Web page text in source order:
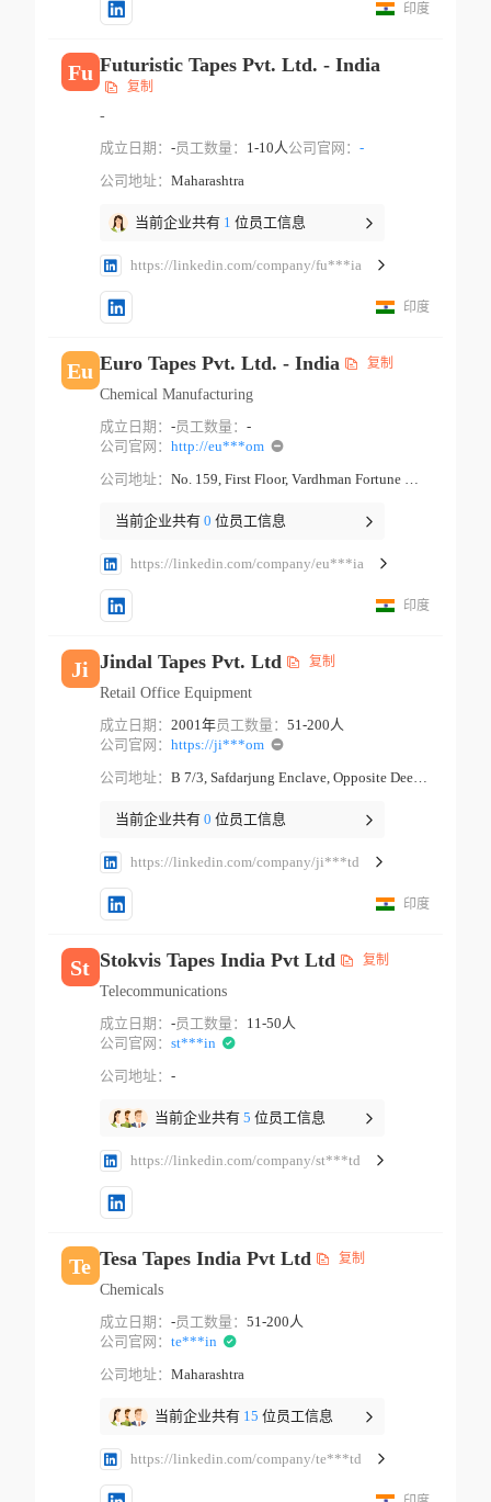
印度
Fu Futuristic Tapes Pvt. Ltd. - India
复制
-
成立日期： -员工数量： 1-10人公司官网： -
公司地址： Maharashtra
当前企业共有 1 位员工信息
https://linkedin.com/company/fu***ia
印度
Eu Euro Tapes Pvt. Ltd. - India 复制
Chemical Manufacturing
成立日期： -员工数量： -
公司官网： http://eu***om
公司地址：
No. 159, First Floor, Vardhman Fortune Mall, Near Hans Cinema, Gt Karnal Road Industrial Area New Delhi Delhi
当前企业共有 0 位员工信息
https://linkedin.com/company/eu***ia
印度
Ji Jindal Tapes Pvt. Ltd 复制
Retail Office Equipment
成立日期： 2001年员工数量： 51-200人
公司官网： https://ji***om
公司地址：
B 7/3, Safdarjung Enclave, Opposite Deer Park, B-7/extension, Block B 7, Arjun Nagar New Delhi New Delhi
当前企业共有 0 位员工信息
https://linkedin.com/company/ji***td
印度
St Stokvis Tapes India Pvt Ltd 复制
Telecommunications
成立日期： -员工数量： 11-50人
公司官网： st***in
公司地址： -
当前企业共有 5 位员工信息
https://linkedin.com/company/st***td
Te Tesa Tapes India Pvt Ltd 复制
Chemicals
成立日期： -员工数量： 51-200人
公司官网： te***in
公司地址： Maharashtra
当前企业共有 15 位员工信息
https://linkedin.com/company/te***td